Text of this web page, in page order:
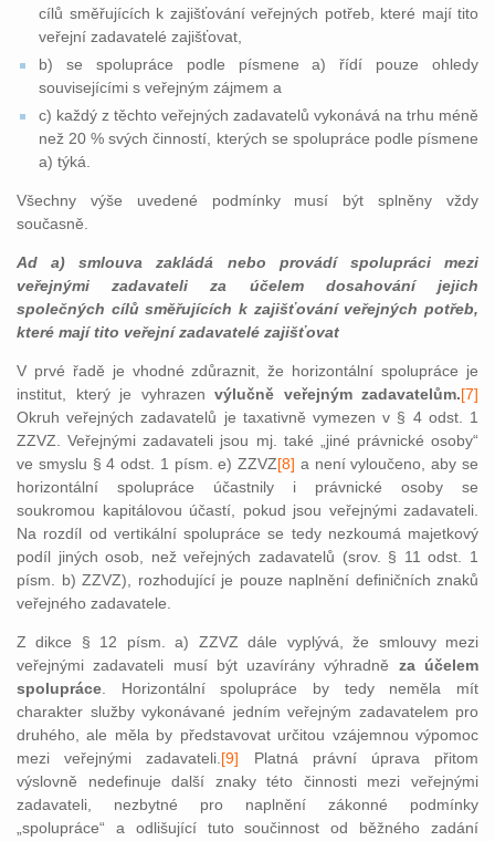
cílů směřujících k zajišťování veřejných potřeb, které mají tito
veřejní zadavatelé zajišťovat,
b) se spolupráce podle písmene a) řídí pouze ohledy
souvisejícími s veřejným zájmem a
c) každý z těchto veřejných zadavatelů vykonává na trhu méně
než 20 % svých činností, kterých se spolupráce podle písmene
a) týká.
Všechny výše uvedené podmínky musí být splněny vždy
současně.
Ad a) smlouva zakládá nebo provádí spolupráci mezi
veřejnými zadavateli za účelem dosahování jejich
společných cílů směřujících k zajišťování veřejných potřeb,
které mají tito veřejní zadavatelé zajišťovat
V prvé řadě je vhodné zdůraznit, že horizontální spolupráce je
institut, který je vyhrazen výlučně veřejným zadavatelům.[7]
Okruh veřejných zadavatelů je taxativně vymezen v § 4 odst. 1
ZZVZ. Veřejnými zadavateli jsou mj. také „jiné právnické osoby“
ve smyslu § 4 odst. 1 písm. e) ZZVZ[8] a není vyloučeno, aby se
horizontální spolupráce účastnily i právnické osoby se
soukromou kapitálovou účastí, pokud jsou veřejnými zadavateli.
Na rozdíl od vertikální spolupráce se tedy nezkoumá majetkový
podíl jiných osob, než veřejných zadavatelů (srov. § 11 odst. 1
písm. b) ZZVZ), rozhodující je pouze naplnění definičních znaků
veřejného zadavatele.
Z dikce § 12 písm. a) ZZVZ dále vyplývá, že smlouvy mezi
veřejnými zadavateli musí být uzavírány výhradně za účelem
spolupráce . Horizontální spolupráce by tedy neměla mít
charakter služby vykonávané jedním veřejným zadavatelem pro
druhého, ale měla by představovat určitou vzájemnou výpomoc
mezi veřejnými zadavateli. [9] Platná právní úprava přitom
výslovně nedefinuje další znaky této činnosti mezi veřejnými
zadavateli, nezbytné pro naplnění zákonné podmínky
„spolupráce“ a odlišující tuto součinnost od běžného zadání